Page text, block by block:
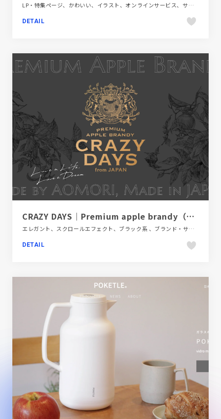
LP・特集ページ、かわいい、イラスト、オンラインサービス、サービス紹介、フラットデザイン、ブランド・サービスサイト、ブルー系、ポップ、モーション多め、金融・法律・人材・専門職
DETAIL
CRAZY DAYS｜Premium apple brandy（クレイジーデイズ）
エレガント、スクロールエフェクト、ブラック系 、ブランド・サービスサイト、モーション多め、大きめ写真、飲料・食品
DETAIL